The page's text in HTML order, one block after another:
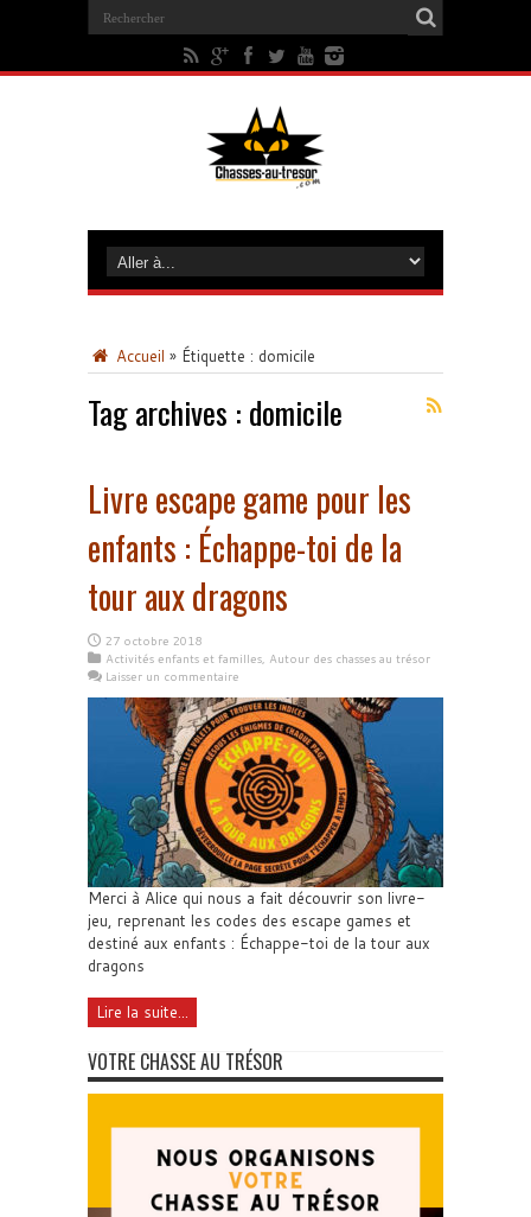
Accueil » Étiquette : domicile
Tag archives : domicile
Livre escape game pour les
enfants : Échappe-toi de la
tour aux dragons
27 octobre 2018
Activités enfants et familles, Autour des chasses au trésor
Laisser un commentaire
Merci à Alice qui nous a fait découvrir son livre-
jeu, reprenant les codes des escape games et
destiné aux enfants : Échappe-toi de la tour aux
dragons
Lire la suite...
VOTRE CHASSE AU TRÉSOR